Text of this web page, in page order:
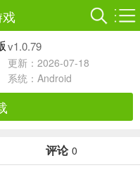
v1.0.79
更新：2026-07-18
系统：Android
评论 0